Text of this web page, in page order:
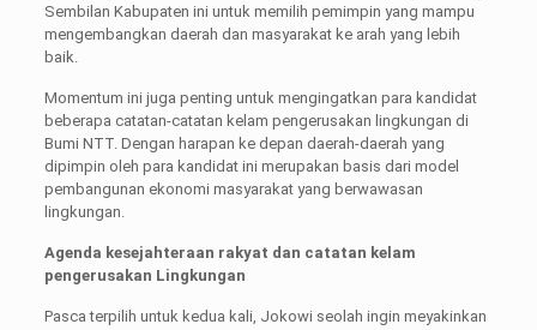
Sembilan Kabupaten ini untuk memilih pemimpin yang mampu
mengembangkan daerah dan masyarakat ke arah yang lebih
baik.
Momentum ini juga penting untuk mengingatkan para kandidat
beberapa catatan-catatan kelam pengerusakan lingkungan di
Bumi NTT. Dengan harapan ke depan daerah-daerah yang
dipimpin oleh para kandidat ini merupakan basis dari model
pembangunan ekonomi masyarakat yang berwawasan
lingkungan.
Agenda kesejahteraan rakyat dan catatan kelam
pengerusakan Lingkungan
Pasca terpilih untuk kedua kali, Jokowi seolah ingin meyakinkan